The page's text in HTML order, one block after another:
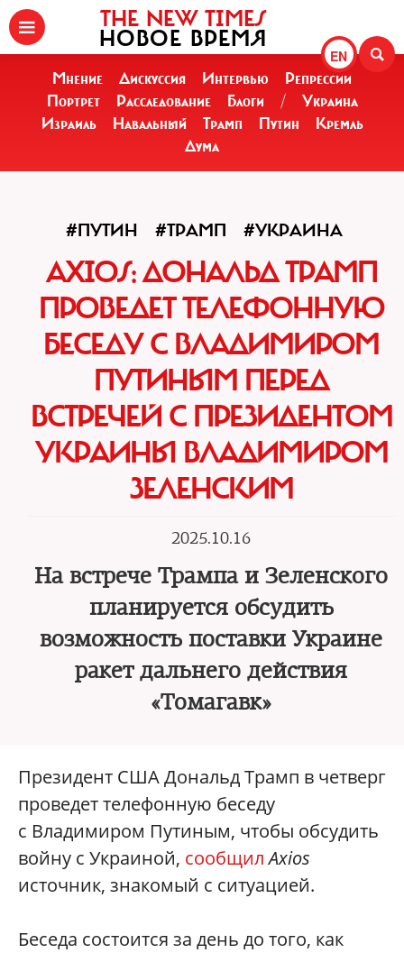
EN
THE NEW TIMES
НОВОЕ ВРЕМЯ
Мнение Дискуссия Интервью
Репрессии
Портрет
Расследование Блоги /
Украина
Израиль
Навальный Трамп Путин
Кремль
Дума
#ПУТИН #ТРАМП #УКРАИНА
AXIOS: ДОНАЛЬД ТРАМП
ПРОВЕДЕТ ТЕЛЕФОННУЮ
БЕСЕДУ С ВЛАДИМИРОМ
ПУТИНЫМ ПЕРЕД
ВСТРЕЧЕЙ С ПРЕЗИДЕНТОМ
УКРАИНЫ ВЛАДИМИРОМ
ЗЕЛЕНСКИМ
2025.10.16
На встрече Трампа и Зеленского
планируется обсудить
возможность поставки Украине
ракет дальнего действия
«Томагавк»
Президент США Дональд Трамп в четверг
проведет телефонную беседу
с Владимиром Путиным, чтобы обсудить
войну с Украиной, сообщил Axios
источник, знакомый с ситуацией.
Беседа состоится за день до того, как